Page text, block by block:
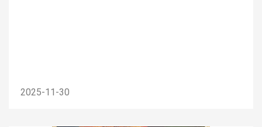
2025-11-30